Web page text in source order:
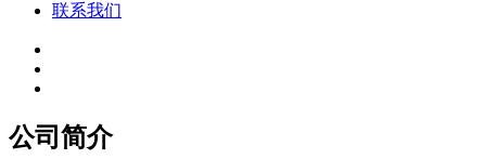
联系我们
公司简介